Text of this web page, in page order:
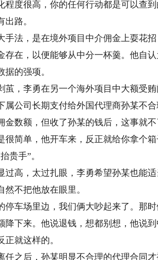
度很高，你的任何行动都是可以查到
路。
法，是在境外项目中介佣金上耍花招
存在，以便能够从中分一杯羹。他自
的强项。
，李勇在另一个海外项目中大额受贿
属公司长期支付给外国代理商孙某不
数额，但收了孙某的钱后，这事就不
简单，他开车来，反正就给你拿个箱
贵手”。
高，太过扎眼，李勇希望孙某也能适
不把他放在眼里。
车场里边，我们俩大吵起来了。那时
降下来。他说退钱，想都别想，他说
就这样的。
之后，孙某明显不合理的代理合同才